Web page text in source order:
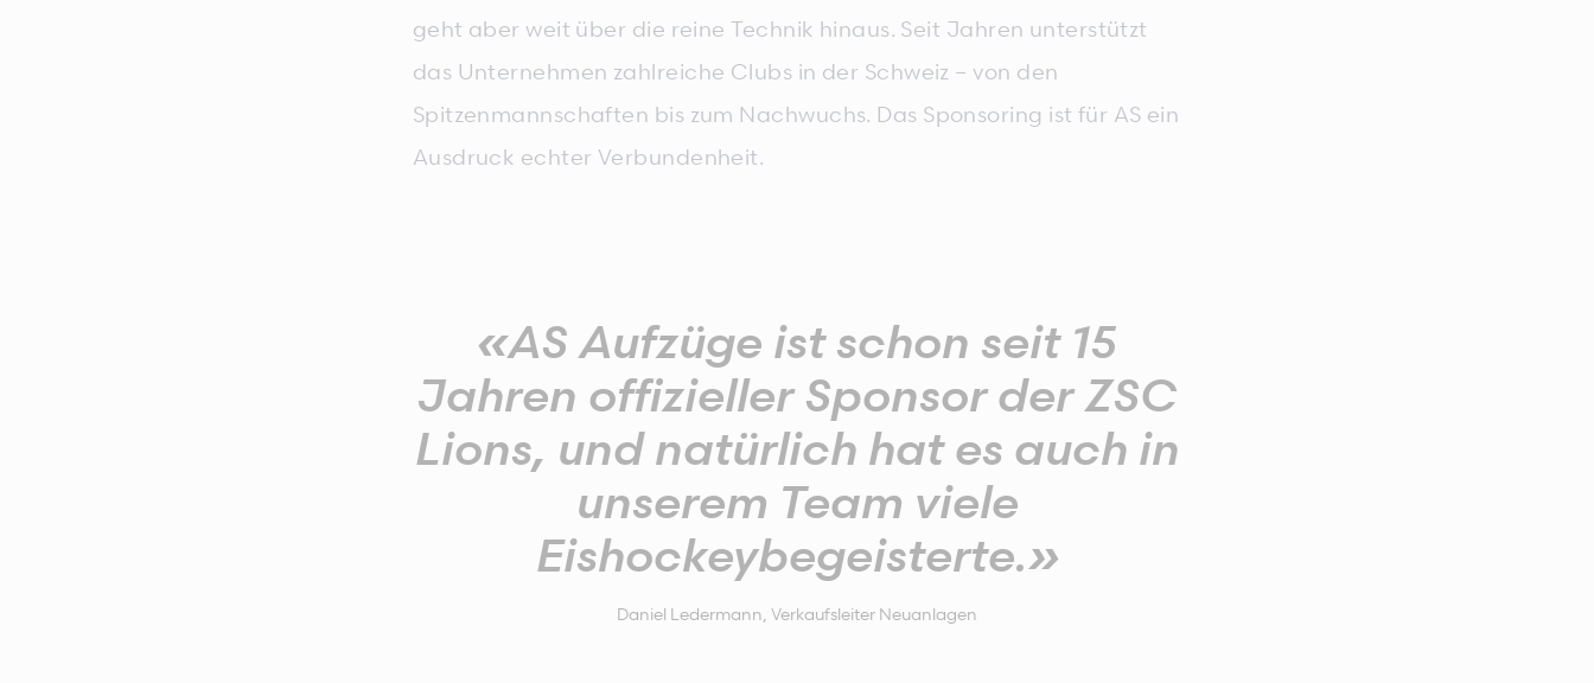
geht aber weit über die reine Technik hinaus. Seit Jahren unterstützt
das Unternehmen zahlreiche Clubs in der Schweiz – von den
Spitzenmannschaften bis zum Nachwuchs. Das Sponsoring ist für AS ein
Ausdruck echter Verbundenheit.
«AS Aufzüge ist schon seit 15
Jahren offizieller Sponsor der ZSC
Lions, und natürlich hat es auch in
unserem Team viele
Eishockeybegeisterte.»
Daniel Ledermann, Verkaufsleiter Neuanlagen